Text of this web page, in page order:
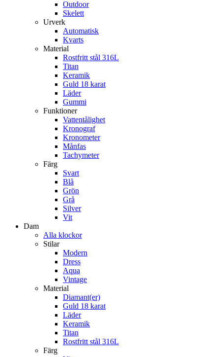
Outdoor
Skelett
Urverk
Automatisk
Kvarts
Material
Rostfritt stål 316L
Titan
Keramik
Guld 18 karat
Läder
Gummi
Funktioner
Vattentålighet
Kronograf
Kronometer
Månfas
Tachymeter
Färg
Svart
Blå
Grön
Grå
Silver
Vit
Dam
Alla klockor
Stilar
Modern
Dress
Aqua
Vintage
Material
Diamant(er)
Guld 18 karat
Läder
Keramik
Titan
Rostfritt stål 316L
Färg